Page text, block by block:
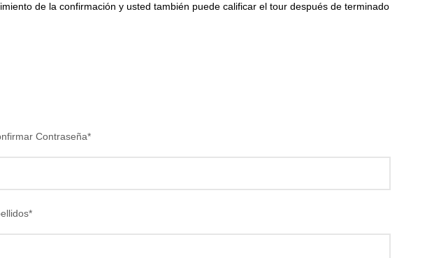
de la confirmación y usted también puede calificar el tour después de terminado
Contraseña*
*